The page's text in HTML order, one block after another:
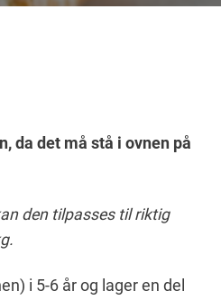
da det må stå i ovnen på
den tilpasses til riktig
i 5-6 år og lager en del